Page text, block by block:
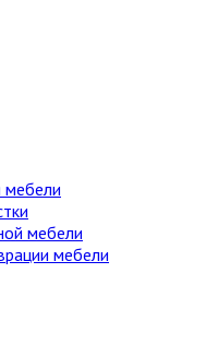
мебели
мебели